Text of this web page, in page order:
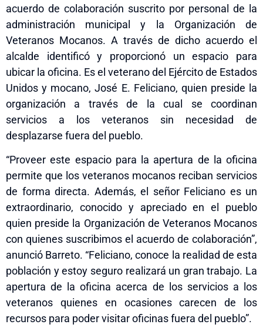
acuerdo de colaboración suscrito por personal de la
administración municipal y la Organización de
Veteranos Mocanos. A través de dicho acuerdo el
alcalde identificó y proporcionó un espacio para
ubicar la oficina. Es el veterano del Ejército de Estados
Unidos y mocano, José E. Feliciano, quien preside la
organización a través de la cual se coordinan
servicios a los veteranos sin necesidad de
desplazarse fuera del pueblo.
“Proveer este espacio para la apertura de la oficina
permite que los veteranos mocanos reciban servicios
de forma directa. Además, el señor Feliciano es un
extraordinario, conocido y apreciado en el pueblo
quien preside la Organización de Veteranos Mocanos
con quienes suscribimos el acuerdo de colaboración”,
anunció Barreto. “Feliciano, conoce la realidad de esta
población y estoy seguro realizará un gran trabajo. La
apertura de la oficina acerca de los servicios a los
veteranos quienes en ocasiones carecen de los
recursos para poder visitar oficinas fuera del pueblo”.